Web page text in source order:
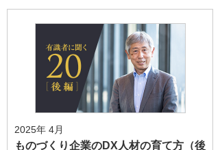
2025年 4月
ものづくり企業のDX人材の育て方（後